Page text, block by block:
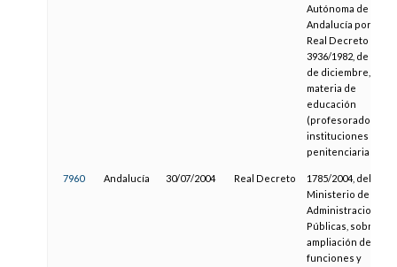
Autónoma de
Andalucía por el
Real Decreto
3936/1982, de 29
de diciembre, en
materia de
educación
(profesorado de
instituciones
penitenciarias)
7960 Andalucía 30/07/2004 Real Decreto
1785/2004, del
Ministerio de
Administraciones
Públicas, sobre
ampliación de
funciones y